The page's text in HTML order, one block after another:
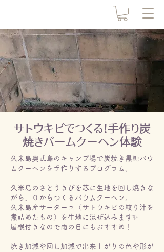
サトウキビでつくる！手作り炭
焼きバームクーヘン体験
久米島奥武島のキャンプ場で炭焼き黒糖バウ
ムクーヘンを手作りするプログラム。
久米島のさとうきびを芯に生地を回し焼きな
がら、０からつくるバウムクーヘン。
久米島産サーターユ（サトウキビの絞り汁を
煮詰めたもの）を生地に混ぜ込みます✨
屋根付きなので雨の日にもおすすめ！
焼き加減や回し加減で出来上がりの色や形が